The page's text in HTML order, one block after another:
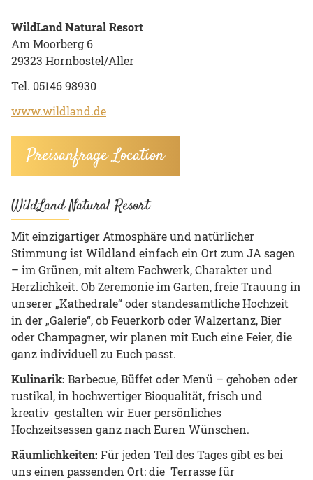
WildLand Natural Resort
Am Moorberg 6
29323 Hornbostel/Aller
Tel. 05146 98930
www.wildland.de
Preisanfrage Location
WildLand Natural Resort
Mit einzigartiger Atmosphäre und natürlicher
Stimmung ist Wildland einfach ein Ort zum JA sagen
– im Grünen, mit altem Fachwerk, Charakter und
Herzlichkeit. Ob Zeremonie im Garten, freie Trauung in
unserer „Kathedrale“ oder standesamtliche Hochzeit
in der „Galerie“, ob Feuerkorb oder Walzertanz, Bier
oder Champagner, wir planen mit Euch eine Feier, die
ganz individuell zu Euch passt.
Kulinarik: Barbecue, Büffet oder Menü – gehoben oder
rustikal, in hochwertiger Bioqualität, frisch und
kreativ gestalten wir Euer persönliches
Hochzeitsessen ganz nach Euren Wünschen.
Räumlichkeiten: Für jeden Teil des Tages gibt es bei
uns einen passenden Ort: die Terrasse für